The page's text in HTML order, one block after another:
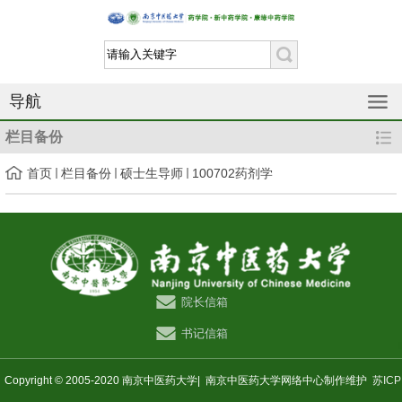
导航
栏目备份
首页 栏目备份 硕士生导师 100702药剂学
院长信箱
书记信箱
Copyright © 2005-2020 南京中医药大学| 南京中医药大学网络中心制作维护 苏ICP